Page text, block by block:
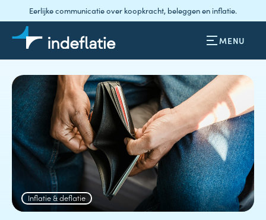
Eerlijke communicatie over koopkracht, beleggen en inflatie.
MENU
Inflatie & deflatie